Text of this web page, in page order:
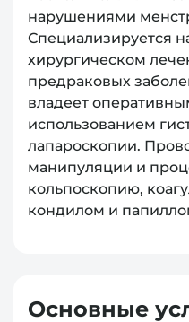
нарушениями
Специализируется
хирургическом
предраковых
владеет
использованием
лапароскопии.
манипуляции и
кольпоскопию,
кондилом и
Основные